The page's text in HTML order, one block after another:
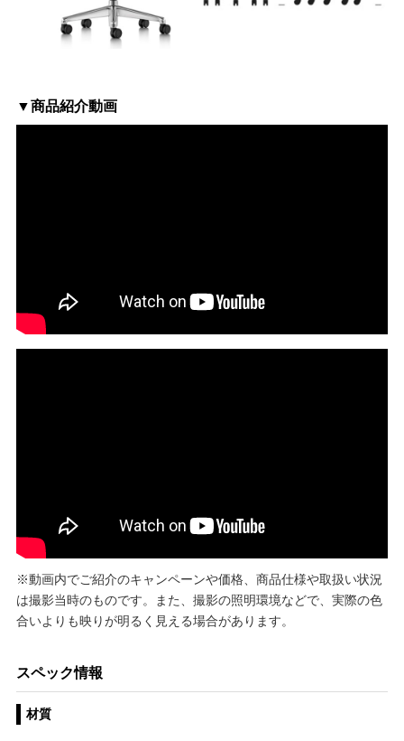
▼商品紹介動画
※動画内でご紹介のキャンペーンや価格、商品仕様や取扱い状況
は撮影当時のものです。また、撮影の照明環境などで、実際の色
合いよりも映りが明るく見える場合があります。
スペック情報
材質